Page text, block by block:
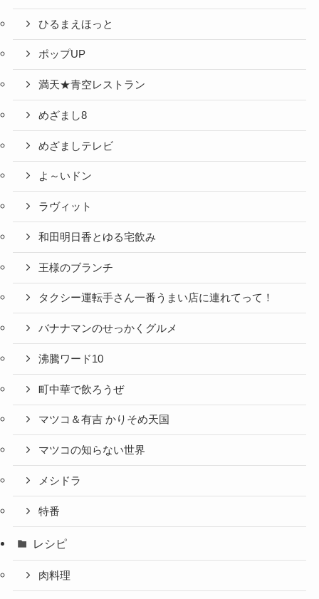
ひるまえほっと
ポップUP
満天★青空レストラン
めざまし8
めざましテレビ
よ～いドン
ラヴィット
和田明日香とゆる宅飲み
王様のブランチ
タクシー運転手さん一番うまい店に連れてって！
バナナマンのせっかくグルメ
沸騰ワード10
町中華で飲ろうぜ
マツコ＆有吉 かりそめ天国
マツコの知らない世界
メシドラ
特番
レシピ
肉料理